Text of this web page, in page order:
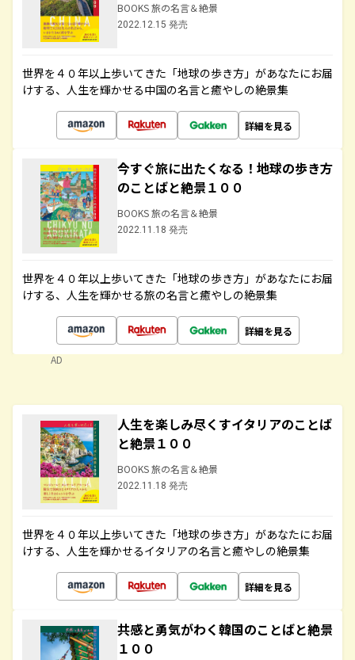
BOOKS 旅の名言＆絶景
2022.12.15 発売
世界を４０年以上歩いてきた「地球の歩き方」があなたにお届
けする、人生を輝かせる中国の名言と癒やしの絶景集
詳細を見る
今すぐ旅に出たくなる！地球の歩き方
のことばと絶景１００
BOOKS 旅の名言＆絶景
2022.11.18 発売
世界を４０年以上歩いてきた「地球の歩き方」があなたにお届
けする、人生を輝かせる旅の名言と癒やしの絶景集
詳細を見る
AD
人生を楽しみ尽くすイタリアのことば
と絶景１００
BOOKS 旅の名言＆絶景
2022.11.18 発売
世界を４０年以上歩いてきた「地球の歩き方」があなたにお届
けする、人生を輝かせるイタリアの名言と癒やしの絶景集
詳細を見る
共感と勇気がわく韓国のことばと絶景
１００